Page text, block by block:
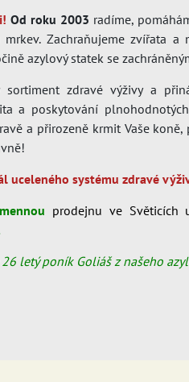
Od roku 2003 radíme,
Zachraňujeme zvířata
azylový statek se
sortiment zdravé výživy a
a poskytování
a přirozeně krmit Vaše koně,
uceleného systému zdravé
prodejnu ve Světicích
letý poník Goliáš z našeho